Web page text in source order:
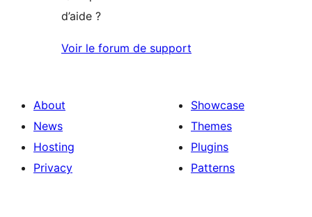
d’aide ?
Voir le forum de support
About
News
Hosting
Privacy
Showcase
Themes
Plugins
Patterns